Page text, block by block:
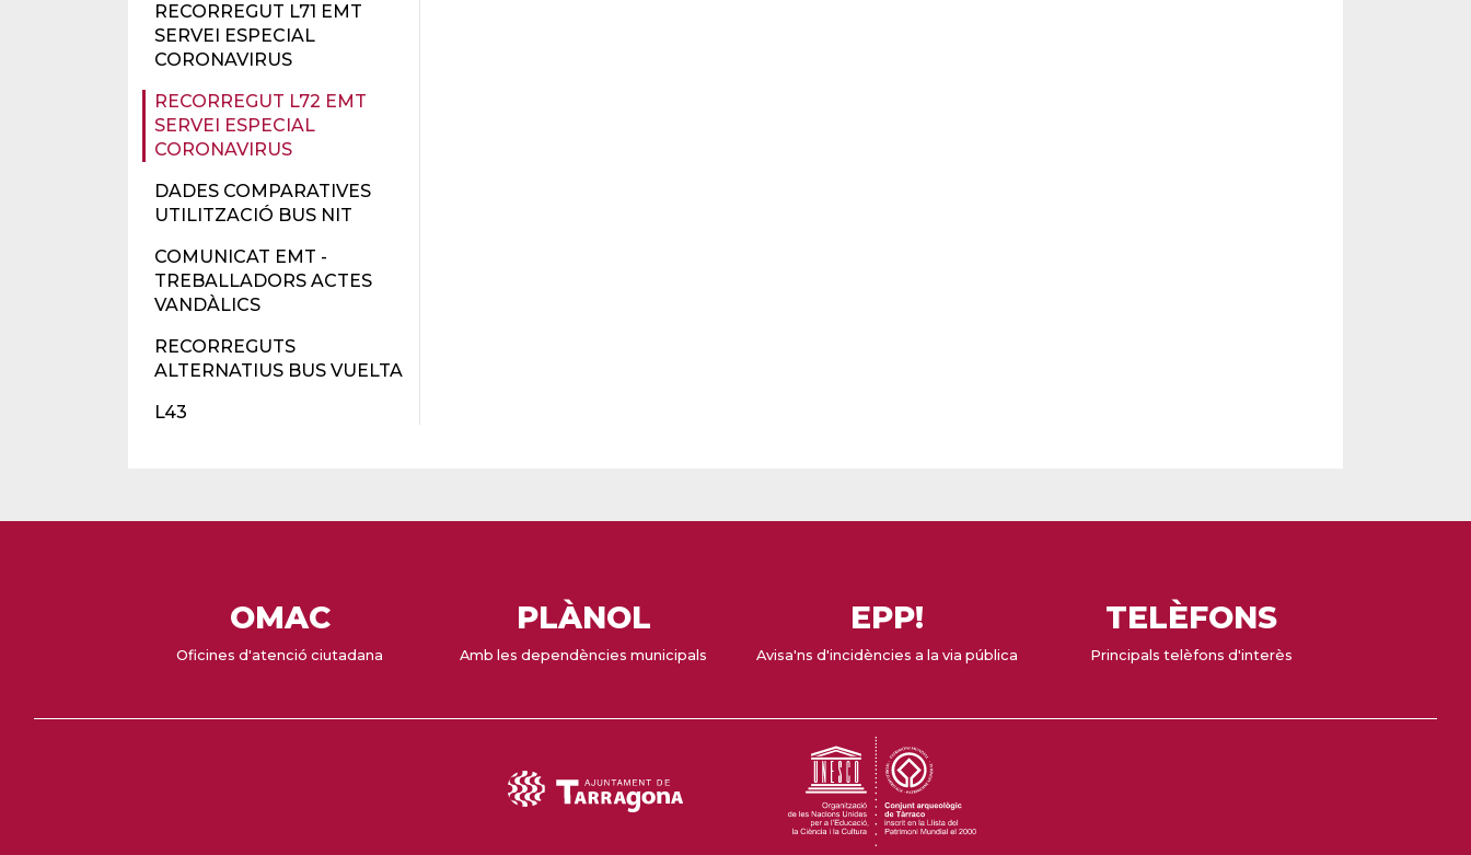
RECORREGUT L71 EMT
SERVEI ESPECIAL
CORONAVIRUS
RECORREGUT L72 EMT
SERVEI ESPECIAL
CORONAVIRUS
DADES COMPARATIVES
UTILITZACIÓ BUS NIT
COMUNICAT EMT -
TREBALLADORS ACTES
VANDÀLICS
RECORREGUTS
ALTERNATIUS BUS VUELTA
L43
OMAC
Oficines d'atenció ciutadana
PLÀNOL
Amb les dependències municipals
EPP!
Avisa'ns d'incidències a la via pública
TELÈFONS
Principals telèfons d'interès